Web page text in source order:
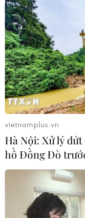
29/06/2019 15:28
Đối tượng Điệp
phát tán các bài
các video clip có nội
trương, đường lối
vietnamplus.vn
Hà Nội: Xử lý
hồ Đồng Đò